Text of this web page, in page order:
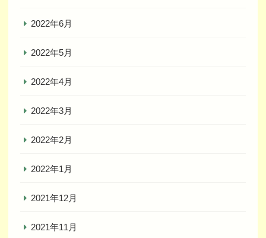
2022年6月
2022年5月
2022年4月
2022年3月
2022年2月
2022年1月
2021年12月
2021年11月